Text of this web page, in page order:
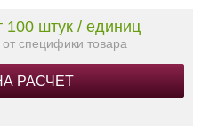
100 штук / единиц
специфики товара
РАСЧЕТ